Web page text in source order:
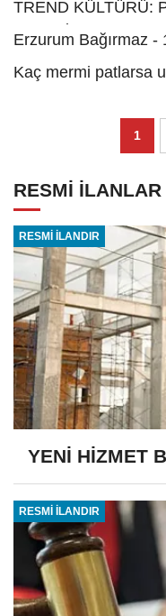
TREND KÜLTÜRÜ:
29 Ocak 2026
Erzurum Bağırmaz -
Kaç mermi patlarsa
1
RESMİ İLANLAR
RESMİ İLANDIR
YENİ HİZMET
RESMİ İLANDIR